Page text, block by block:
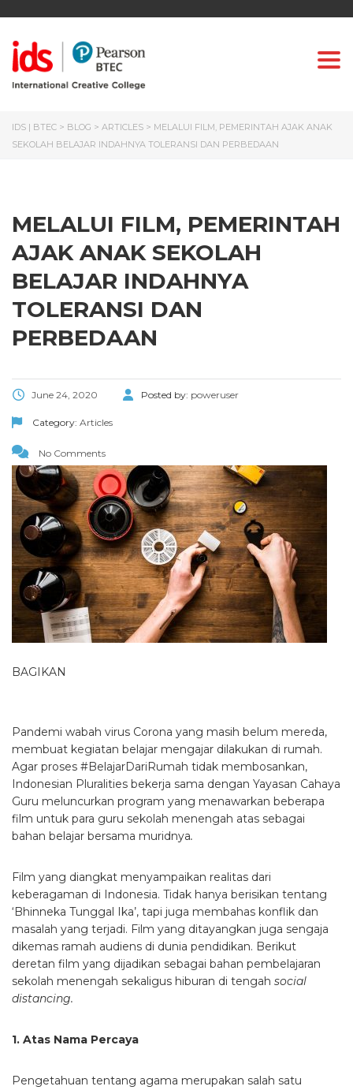
IDS | BTEC > BLOG > ARTICLES > MELALUI FILM, PEMERINTAH AJAK ANAK
SEKOLAH BELAJAR INDAHNYA TOLERANSI DAN PERBEDAAN
MELALUI FILM, PEMERINTAH
AJAK ANAK SEKOLAH
BELAJAR INDAHNYA
TOLERANSI DAN
PERBEDAAN
June 24, 2020 Posted by: poweruser
Category: Articles
No Comments
BAGIKAN
Pandemi wabah virus Corona yang masih belum mereda,
membuat kegiatan belajar mengajar dilakukan di rumah.
Agar proses #BelajarDariRumah tidak membosankan,
Indonesian Pluralities bekerja sama dengan Yayasan Cahaya
Guru meluncurkan program yang menawarkan beberapa
film untuk para guru sekolah menengah atas sebagai
bahan belajar bersama muridnya.
Film yang diangkat menyampaikan realitas dari
keberagaman di Indonesia. Tidak hanya berisikan tentang
‘Bhinneka Tunggal Ika’, tapi juga membahas konflik dan
masalah yang terjadi. Film yang ditayangkan juga sengaja
dikemas ramah audiens di dunia pendidikan. Berikut
deretan film yang dijadikan sebagai bahan pembelajaran
sekolah menengah sekaligus hiburan di tengah social
distancing.
1. Atas Nama Percaya
Pengetahuan tentang agama merupakan salah satu